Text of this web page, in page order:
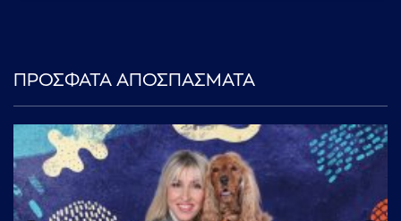
ΠΡΟΣΦΑΤΑ ΑΠΟΣΠΑΣΜΑΤΑ